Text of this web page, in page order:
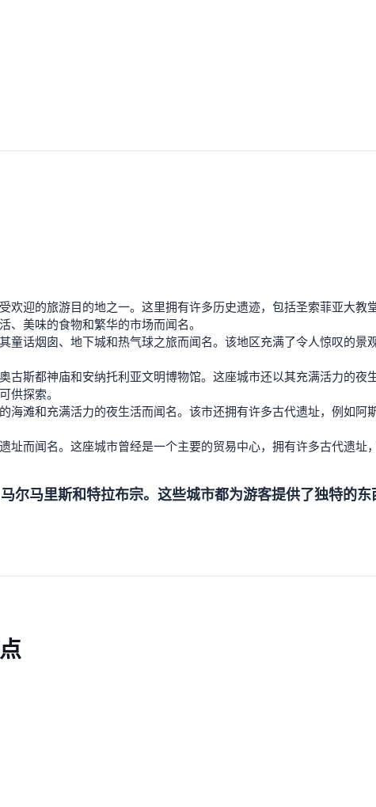
欢迎的旅游目的地之一。这里拥有许多历史遗迹，包括圣索菲亚大
美味的食物和繁华的市场而闻名。
童话烟囱、地下城和热气球之旅而闻名。该地区充满了令人惊叹的
古斯都神庙和安纳托利亚文明博物馆。这座城市还以其充满活力的
供探索。
海滩和充满活力的夜生活而闻名。该市还拥有许多古代遗址，例如
址而闻名。这座城市曾经是一个主要的贸易中心，拥有许多古代遗
尔马里斯和特拉布宗。这些城市都为游客提供了独特的东